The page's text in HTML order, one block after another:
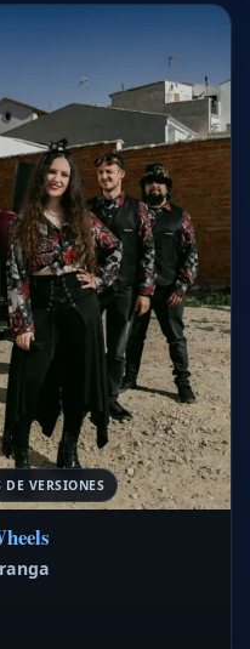
DE VERSIONES